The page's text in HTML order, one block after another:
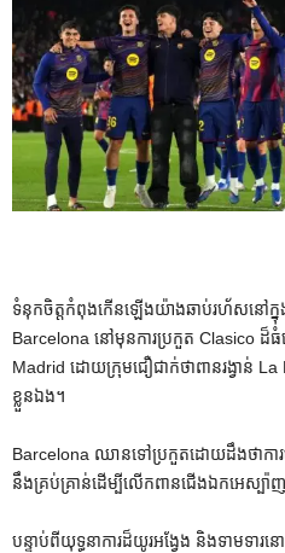
ទំនុកចិត្តកំពុងកើនឡើងយ៉ាងឆាប់រហ័សនៅក្
Barcelona នៅមុនការប្រកួត Clasico ដ៏
Madrid ដោយក្រុមជឿជាក់ថាពានរង្វាន់ La
ខ្លួនឯង។
Barcelona ឈាន​ទៅ​ប្រកួត​ដោយ​ដឹង​ថា​ការ​
នឹង​គ្រប់​គ្រាន់​ដើម្បី​លើក​ពាន​ជើង​ឯក​អេស្ប៉ាញ​ជ
បន្ទាប់​ពី​យុទ្ធនាការ​ដ៏​យូរ​អង្វែង និង​ទាមទារ​ន